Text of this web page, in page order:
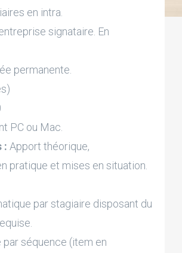
en intra.
signataire. En
permanente.
PC ou Mac.
: Apport théorique,
pratique et mises en situation.
par stagiaire disposant du
par séquence (item en